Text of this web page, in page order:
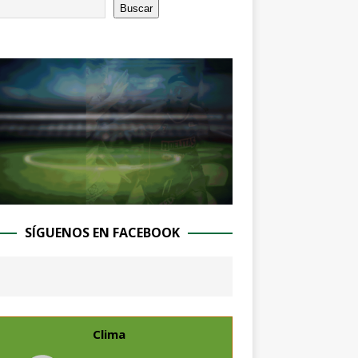
Buscar
SÍGUENOS EN FACEBOOK
Clima